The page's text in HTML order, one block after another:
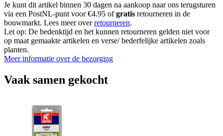
Je kunt dit artikel binnen 30 dagen na aankoop naar ons terugsturen
via een PostNL-punt voor €4.95 ofgratis retourneren in de
bouwmarkt. Lees meer overretourneren.
Let op: De bedenktijd en het kunnen retourneren gelden niet voor
op maat gemaakte artikelen en verse/ bederfelijke artikelen zoals
planten.
Meer informatie over de bezorging
Vaak samen gekocht